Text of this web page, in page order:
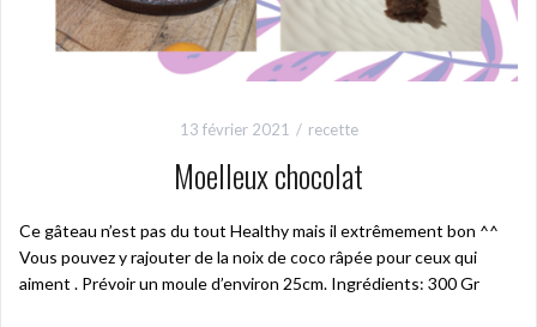
13 février 2021 recette
Moelleux chocolat
Ce gâteau n’est pas du tout Healthy mais il extrêmement bon ^^
Vous pouvez y rajouter de la noix de coco râpée pour ceux qui
aiment . Prévoir un moule d’environ 25cm. Ingrédients: 300 Gr